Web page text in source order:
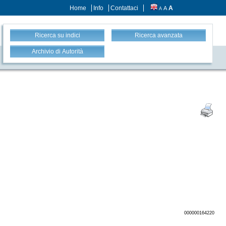
Home Info Contattaci A A A
Ricerca su indici Ricerca avanzata
Archivio di Autorità